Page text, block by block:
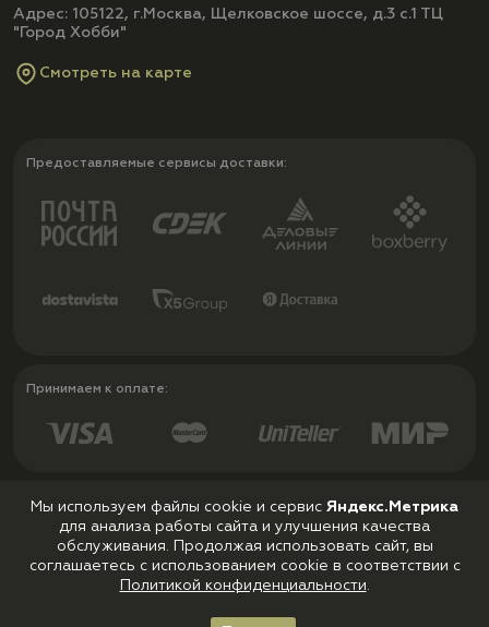
Адрес: 105122, г.Москва, Щелковское шоссе, д.3 с.1 ТЦ
"Город Хобби"
Смотреть на карте
Предоставляемые сервисы доставки:
Принимаем к оплате:
Политика конфиденциальности
Пользовательское соглашение
Мы используем файлы cookie и сервис Яндекс.Метрика
для анализа работы сайта и улучшения качества
обслуживания. Продолжая использовать сайт, вы
соглашаетесь с использованием cookie в соответствии с
Политикой конфиденциальности.